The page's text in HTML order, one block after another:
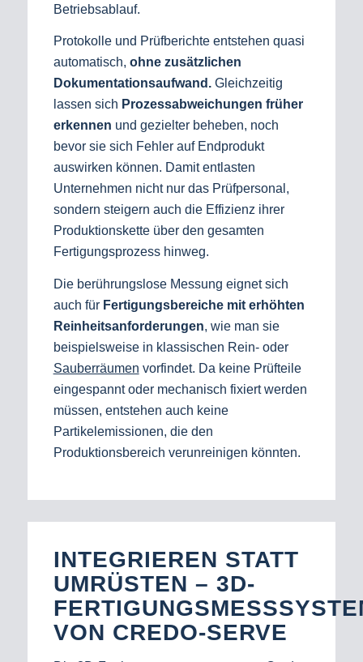
Betriebsablauf.
Protokolle und Prüfberichte entstehen quasi
automatisch, ohne zusätzlichen
Dokumentationsaufwand. Gleichzeitig
lassen sich Prozessabweichungen früher
erkennen und gezielter beheben, noch
bevor sie sich Fehler auf Endprodukt
auswirken können. Damit entlasten
Unternehmen nicht nur das Prüfpersonal,
sondern steigern auch die Effizienz ihrer
Produktionskette über den gesamten
Fertigungsprozess hinweg.
Die berührungslose Messung eignet sich
auch für Fertigungsbereiche mit erhöhten
Reinheitsanforderungen, wie man sie
beispielsweise in klassischen Rein- oder
Sauberräumen vorfindet. Da keine Prüfteile
eingespannt oder mechanisch fixiert werden
müssen, entstehen auch keine
Partikelemissionen, die den
Produktionsbereich verunreinigen könnten.
INTEGRIEREN STATT
UMRÜSTEN – 3D-
VON CREDO-SERVE